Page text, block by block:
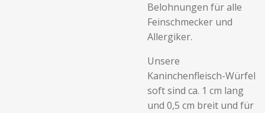
Belohnungen für alle
Feinschmecker und
Allergiker.
Unsere
Kaninchenfleisch-Würfel
soft sind ca. 1 cm lang
und 0,5 cm breit und für